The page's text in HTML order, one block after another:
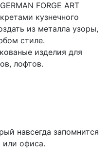
навсегда запомнится
офиса.
FORGE ART
кузнечного
из металла узоры,
стиле.
изделия для
лофтов.